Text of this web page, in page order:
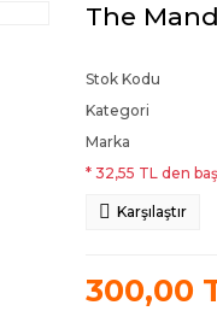
The
Stok Kodu
Kategori
Marka
* 32,55 TL den
Karşılaştır
300,00